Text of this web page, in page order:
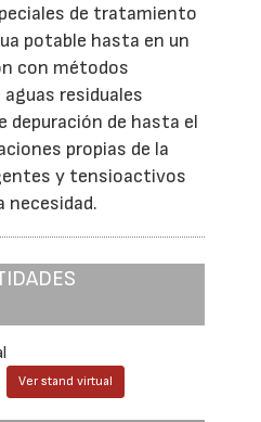
de tratamiento
potable hasta en un
con métodos
residuales
depuración de hasta el
propias de la
y tensioactivos
necesidad.
Ver stand virtual